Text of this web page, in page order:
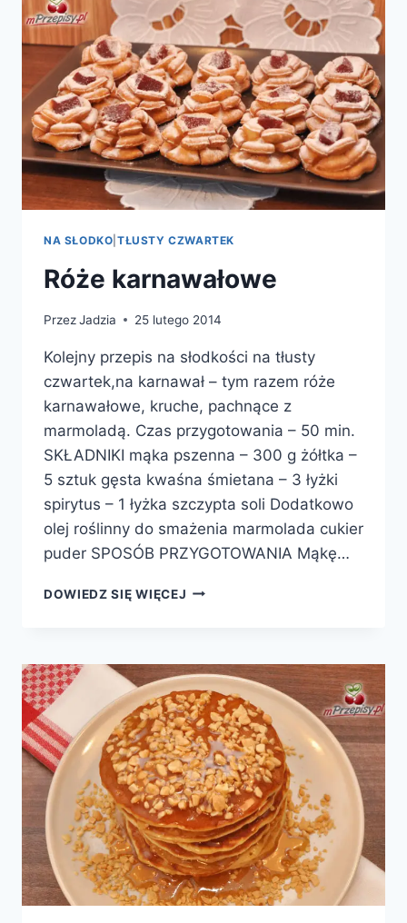
NA SŁODKO TŁUSTY CZWARTEK
Róże karnawałowe
PrzezJadzia 25 lutego 2014
Kolejny przepis na słodkości na tłusty
czwartek,na karnawał – tym razem róże
karnawałowe, kruche, pachnące z
marmoladą. Czas przygotowania – 50 min.
SKŁADNIKI mąka pszenna – 300 g żółtka –
5 sztuk gęsta kwaśna śmietana – 3 łyżki
spirytus – 1 łyżka szczypta soli Dodatkowo
olej roślinny do smażenia marmolada cukier
puder SPOSÓB PRZYGOTOWANIA Mąkę…
DOWIEDZ SIĘ WIĘCEJ RÓŻE